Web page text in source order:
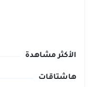
الأكثر مشاهدة
هاشتاقات